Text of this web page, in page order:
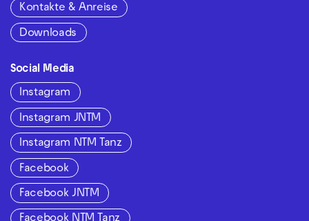
Kontakte & Anreise
Downloads
Social Media
Instagram
Instagram JNTM
Instagram NTM Tanz
Facebook
Facebook JNTM